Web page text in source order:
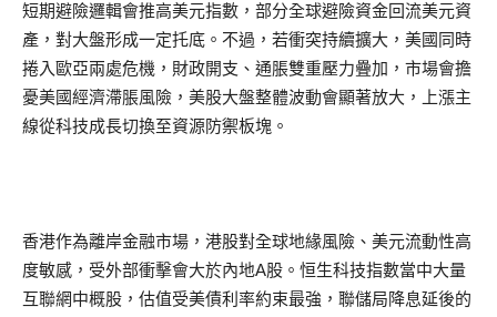
短期避險邏輯會推高美元指數，部分全球避險資金回流美元資
產，對大盤形成一定托底。不過，若衝突持續擴大，美國同時
捲入歐亞兩處危機，財政開支、通脹雙重壓力疊加，市場會擔
憂美國經濟滯脹風險，美股大盤整體波動會顯著放大，上漲主
線從科技成長切換至資源防禦板塊。
香港作為離岸金融市場，港股對全球地緣風險、美元流動性高
度敏感，受外部衝擊會大於內地A股。恒生科技指數當中大量
互聯網中概股，估值受美債利率約束最強，聯儲局降息延後的